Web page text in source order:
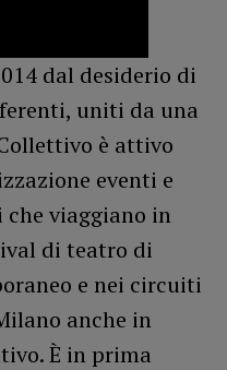
dal desiderio di
uniti da una
è attivo
eventi e
viaggiano in
di teatro di
e nei circuiti
anche in
È in prima